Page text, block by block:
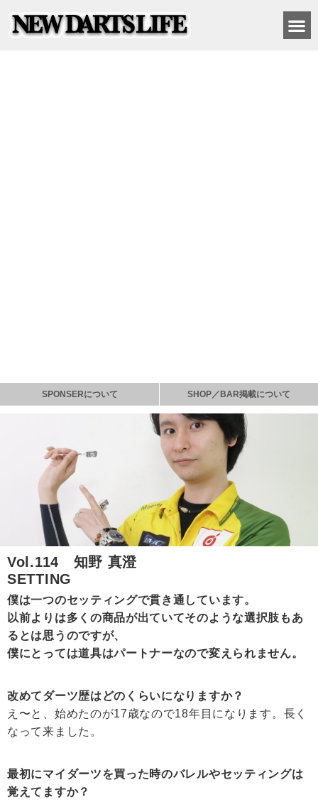
SPONSERについて SHOP／BAR掲載について
Vol.114 知野 真澄
SETTING
僕は一つのセッティングで貫き通しています。
以前よりは多くの商品が出ていてそのような選択肢もあ
るとは思うのですが、
僕にとっては道具はパートナーなので変えられません。
改めてダーツ歴はどのくらいになりますか？
え〜と、始めたのが17歳なので18年目になります。長く
なって来ました。
最初にマイダーツを買った時のバレルやセッティングは
覚えてますか？